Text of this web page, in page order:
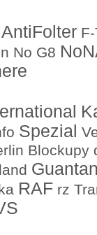
AntiFolter
No G8
Spezial
Blockupy
RAF rz